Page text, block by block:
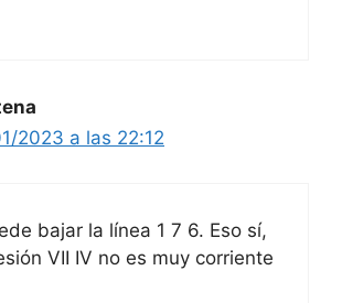
2023 a las 22:12
bajar la línea 1 7 6. Eso sí,
VII IV no es muy corriente